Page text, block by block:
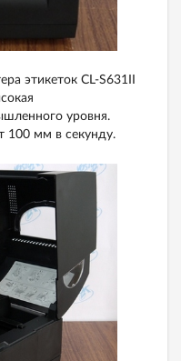
этикеток CL-S631II
уровня.
100 мм в секунду.